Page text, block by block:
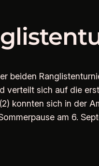
beiden
verteilt sich auf die
konnten sich in der
am 6.